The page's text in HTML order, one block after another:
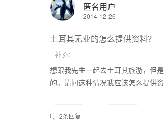
匿名用户
2014-12-26
土耳其无业的怎么提供资料？
补充:
想跟我先生一起去土耳其旅游，但
的。请问这种情况我应该怎么提供
 2条回复